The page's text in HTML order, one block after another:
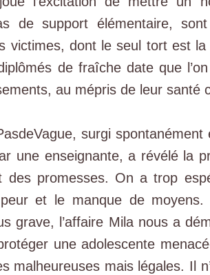
de support élémentaire,
victimes, dont le seul tort est
de fraîche date que
au mépris de leur santé
surgi
une enseignante, a révélé la
des promesses. On a trop
et le manque de
grave, l’affaire Mila nous a
une adolescente
malheureuses mais légales. Il